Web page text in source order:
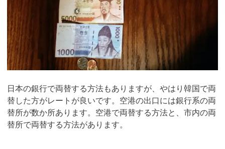
日本の銀行で両替する方法もありますが、やはり韓国で両
替した方がレートが良いです。空港の出口には銀行系の両
替所が数か所あります。空港で両替する方法と、市内の両
替所で両替する方法があります。